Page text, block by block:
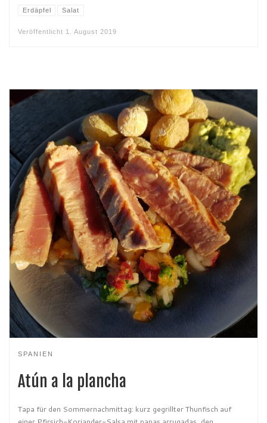
Erdäpfel Salat
Veröffentlicht 1. August 2019
SPANIEN
Atún a la plancha
Tapa für den Sommernachmittag: kurz gegrillter Thunfisch auf